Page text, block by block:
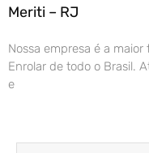
Meriti – RJ
Nossa empresa é a
Enrolar de todo o Brasil.
e